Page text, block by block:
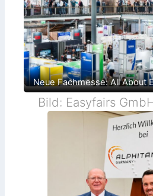
Neue Fachmesse: All About
Bild: Easyfairs